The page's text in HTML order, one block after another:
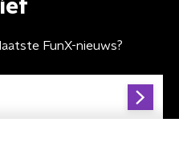
FunX-nieuws?